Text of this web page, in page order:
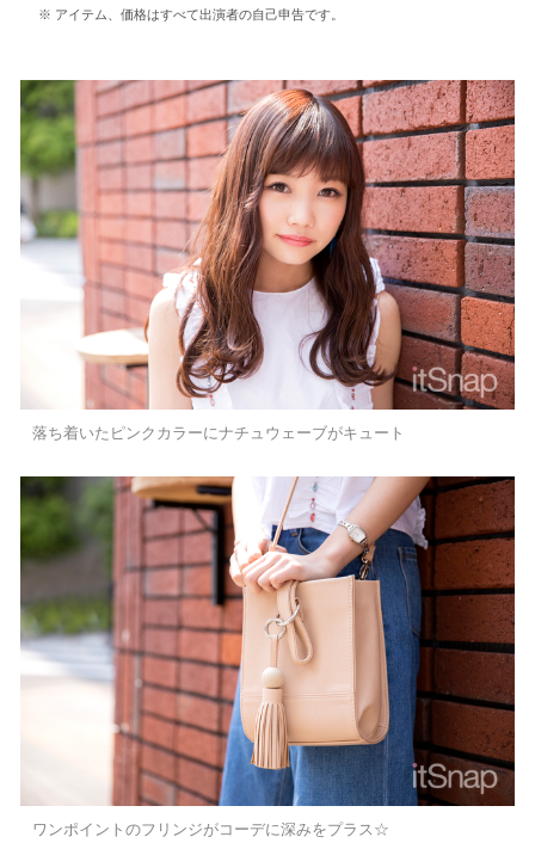
アイテム、価格はすべて出演者の自己申告です。
落ち着いたピンクカラーにナチュウェーブがキュート
ワンポイントのフリンジがコーデに深みをプラス☆